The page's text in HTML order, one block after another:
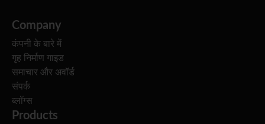
Company
कंपनी के बारे में
गृह निर्माण गाइड
समाचार और अवॉर्ड
संपर्क
ब्लॉग्स
Products